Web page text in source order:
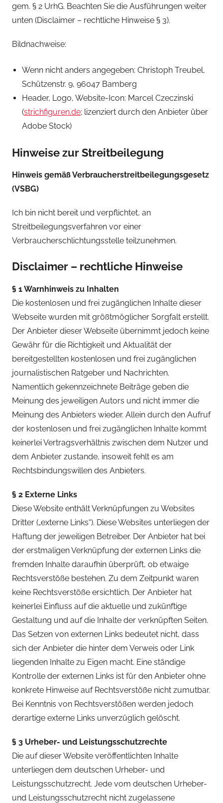
gem. § 2 UrhG. Beachten Sie die Ausführungen weiter
unten (Disclaimer – rechtliche Hinweise § 3).
Bildnachweise:
Wenn nicht anders angegeben: Christoph Treubel,
Schützenstr. 9, 96047 Bamberg
Header, Logo, Website-Icon: Marcel Czeczinski
(strichfiguren.de; lizenziert durch den Anbieter über
Adobe Stock)
Hinweise zur Streitbeilegung
Hinweis gemäß Verbraucherstreitbeilegungsgesetz
(VSBG)
Ich bin nicht bereit und verpflichtet, an
Streitbeilegungsverfahren vor einer
Verbraucherschlichtungsstelle teilzunehmen.
Disclaimer – rechtliche Hinweise
§ 1 Warnhinweis zu Inhalten
Die kostenlosen und frei zugänglichen Inhalte dieser
Webseite wurden mit größtmöglicher Sorgfalt erstellt.
Der Anbieter dieser Webseite übernimmt jedoch keine
Gewähr für die Richtigkeit und Aktualität der
bereitgestellten kostenlosen und frei zugänglichen
journalistischen Ratgeber und Nachrichten.
Namentlich gekennzeichnete Beiträge geben die
Meinung des jeweiligen Autors und nicht immer die
Meinung des Anbieters wieder. Allein durch den Aufruf
der kostenlosen und frei zugänglichen Inhalte kommt
keinerlei Vertragsverhältnis zwischen dem Nutzer und
dem Anbieter zustande, insoweit fehlt es am
Rechtsbindungswillen des Anbieters.
§ 2 Externe Links
Diese Website enthält Verknüpfungen zu Websites
Dritter („externe Links“). Diese Websites unterliegen der
Haftung der jeweiligen Betreiber. Der Anbieter hat bei
der erstmaligen Verknüpfung der externen Links die
fremden Inhalte daraufhin überprüft, ob etwaige
Rechtsverstöße bestehen. Zu dem Zeitpunkt waren
keine Rechtsverstöße ersichtlich. Der Anbieter hat
keinerlei Einfluss auf die aktuelle und zukünftige
Gestaltung und auf die Inhalte der verknüpften Seiten.
Das Setzen von externen Links bedeutet nicht, dass
sich der Anbieter die hinter dem Verweis oder Link
liegenden Inhalte zu Eigen macht. Eine ständige
Kontrolle der externen Links ist für den Anbieter ohne
konkrete Hinweise auf Rechtsverstöße nicht zumutbar.
Bei Kenntnis von Rechtsverstößen werden jedoch
derartige externe Links unverzüglich gelöscht.
§ 3 Urheber- und Leistungsschutzrechte
Die auf dieser Website veröffentlichten Inhalte
unterliegen dem deutschen Urheber- und
Leistungsschutzrecht. Jede vom deutschen Urheber-
und Leistungsschutzrecht nicht zugelassene